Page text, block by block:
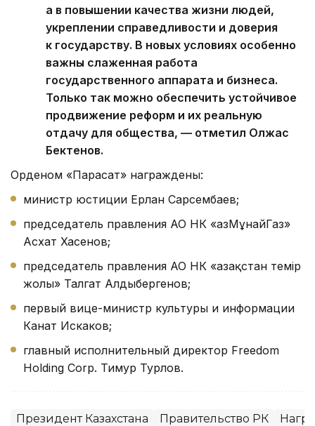
а в повышении качества жизни людей,
укреплении справедливости и доверия
к государству. В новых условиях особенно
важны слаженная работа
государственного аппарата и бизнеса.
Только так можно обеспечить устойчивое
продвижение реформ и их реальную
отдачу для общества, — отметил Олжас
Бектенов.
Орденом «Парасат» награждены:
министр юстиции Ерлан Сарсембаев;
председатель правления АО НК «ҚазМұнайГаз»
Асхат Хасенов;
председатель правления АО НК «Қазақстан темір
жолы» Талгат Алдыбергенов;
первый вице-министр культуры и информации
Канат Искаков;
главный исполнительный директор Freedom
Holding Corp. Тимур Турлов.
Президент Казахстана Правительство РК